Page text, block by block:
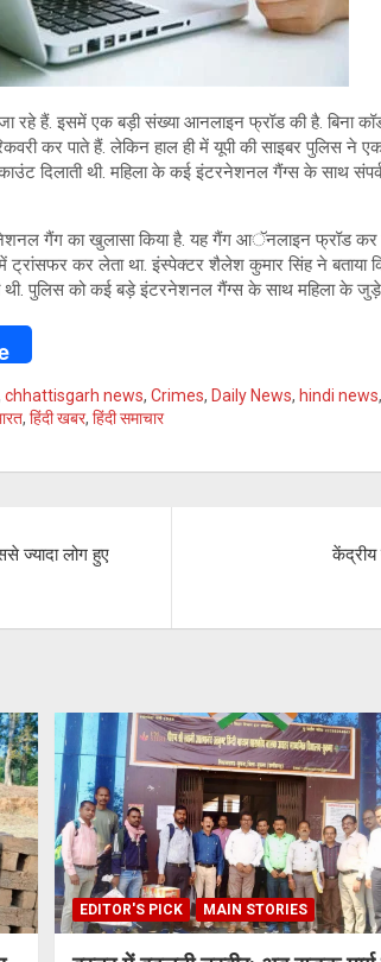
रहे हैं. इसमें एक बड़ी संख्या आनलाइन फ्रॉड की है. बिना
कर पाते हैं. लेकिन हाल ही में यूपी की साइबर पुलिस ने एक
दिलाती थी. महिला के कई इंटरनेशनल गैंग्स के साथ संपर्क
गैंग का खुलासा किया है. यह गैंग आॅनलाइन फ्रॉड कर
कर लेता था. इंस्पेक्टर शैलेश कुमार सिंह ने
थी. पुलिस को कई बड़े इंटरनेशनल गैंग्स के साथ महिला के जुड़े
chhattisgarh news, Crimes, Daily News, hindi news,
, हिंदी खबर, हिंदी समाचार
ज्यादा लोग हुए
केंद्रीय
EDITOR'S PICK MAIN STORIES